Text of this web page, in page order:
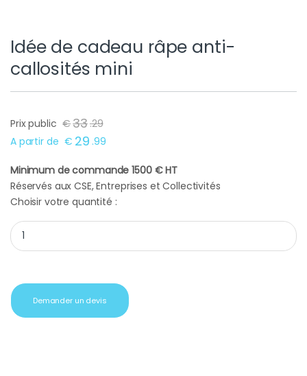
Idée de cadeau râpe anti-
callosités mini
Prix public €33.29
A partir de € 29 .99
Minimum de commande 1500 € HT
Réservés aux CSE, Entreprises et Collectivités
Choisir votre quantité :
Idée de cadeau râpe anti-callosités mini quantity
Demander un devis